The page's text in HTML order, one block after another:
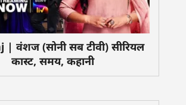
| वंशज (सोनी सब टीवी) सीरियल
कास्ट, समय, कहानी